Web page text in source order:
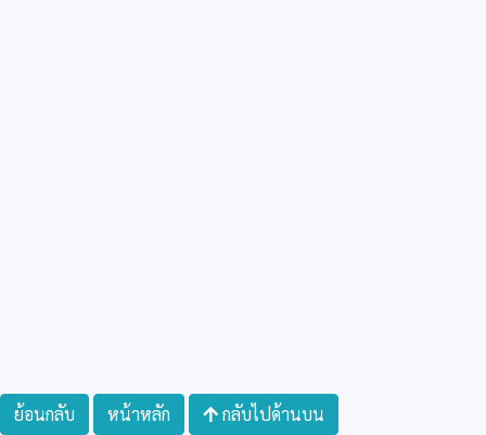
ย้อนกลับ หน้าหลัก กลับไปด้านบน